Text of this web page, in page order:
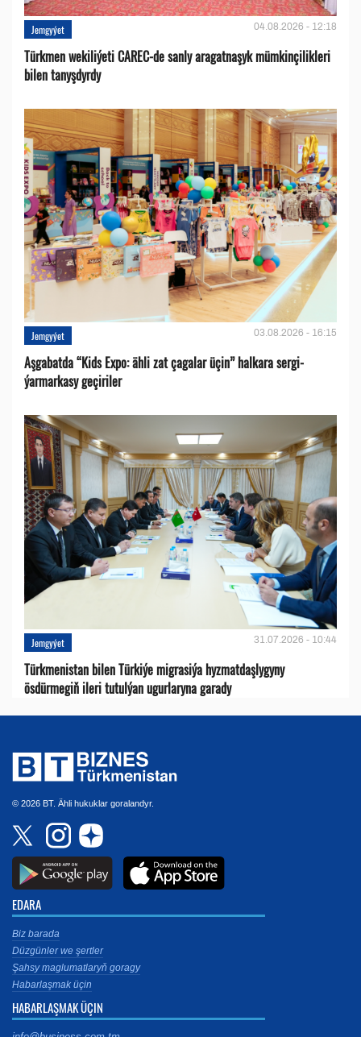
Jemgyýet 04.08.2026 - 12:18
Türkmen wekiliýeti CAREC-de sanly aragatnaşyk mümkinçilikleri
bilen tanyşdyrdy
Jemgyýet 03.08.2026 - 16:15
Aşgabatda “Kids Expo: ähli zat çagalar üçin” halkara sergi-
ýarmarkasy geçiriler
Jemgyýet 31.07.2026 - 10:44
Türkmenistan bilen Türkiýe migrasiýa hyzmatdaşlygyny
ösdürmegiň ileri tutulýan ugurlaryna garady
© 2026 BT. Ähli hukuklar goralandyr.
EDARA
Biz barada
Düzgünler we şertler
Şahsy maglumatlaryň goragy
Habarlaşmak üçin
HABARLAŞMAK ÜÇIN